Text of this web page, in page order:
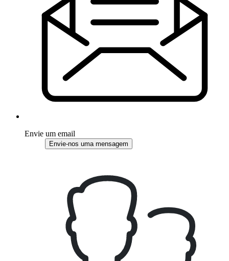
Envie um email
Envie-nos uma mensagem